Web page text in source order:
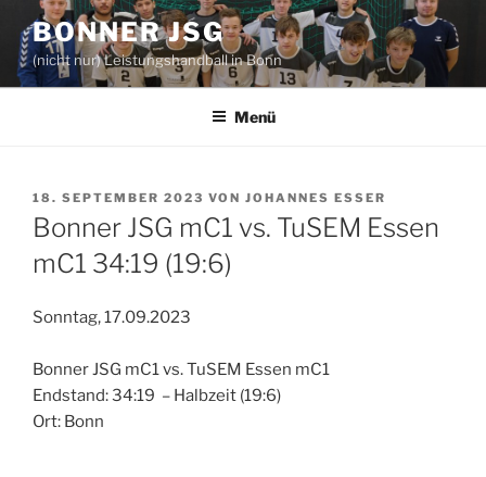
Inhalt
springen
BONNER JSG
(nicht nur) Leistungshandball in Bonn
Menü
VERÖFFENTLICHT
AM
18. SEPTEMBER 2023 VON JOHANNES ESSER
Bonner JSG mC1 vs. TuSEM Essen
mC1 34:19 (19:6)
Sonntag, 17.09.2023
Bonner JSG mC1 vs. TuSEM Essen mC1
Endstand: 34:19 – Halbzeit (19:6)
Ort: Bonn